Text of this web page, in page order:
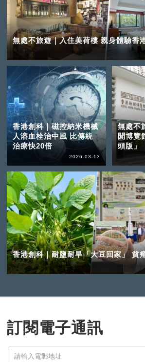
無處不旅遊｜入住美荷樓 親身體驗香
香港創科｜磁控納米機械
人溶血栓治中風 比傳統
治療快20倍
2026-03-13
無處不
聞博覽
頭版」
香港創科｜耐鹽耐旱「大豆回家」 貧
訂閱電子通訊